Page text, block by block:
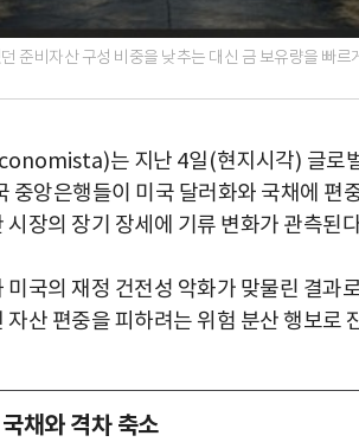
준비자산 구성 비중을 낮추는 대신 금 보유량을 빠
는 지난 4일(현지시각) 글로
중앙은행들이 미국 달러화와 국채에 편
장의 장기 장세에 기류 변화가 관측된
국의 재정 건전성 악화가 맞물린 결과
산 편중을 피하려는 위험 분산 행보로
채와 격차 축소